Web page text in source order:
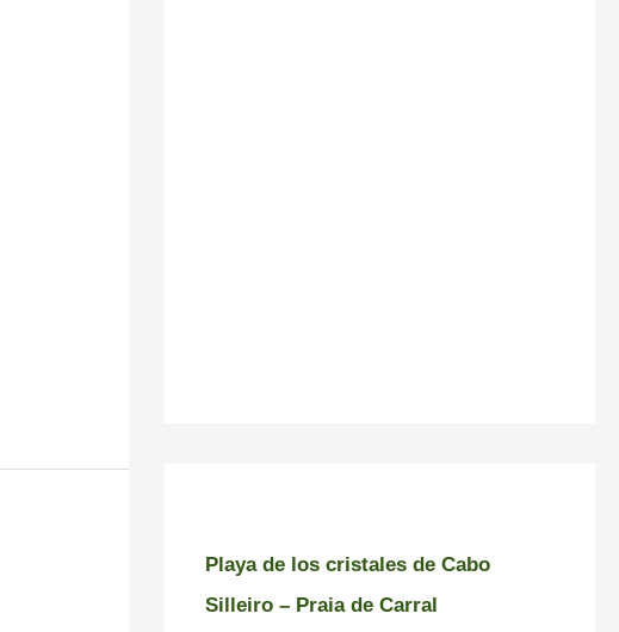
Playa de los cristales de Cabo
Silleiro – Praia de Carral